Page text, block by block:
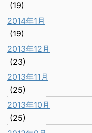
(19)
2014年1月
(19)
2013年12月
(23)
2013年11月
(25)
2013年10月
(25)